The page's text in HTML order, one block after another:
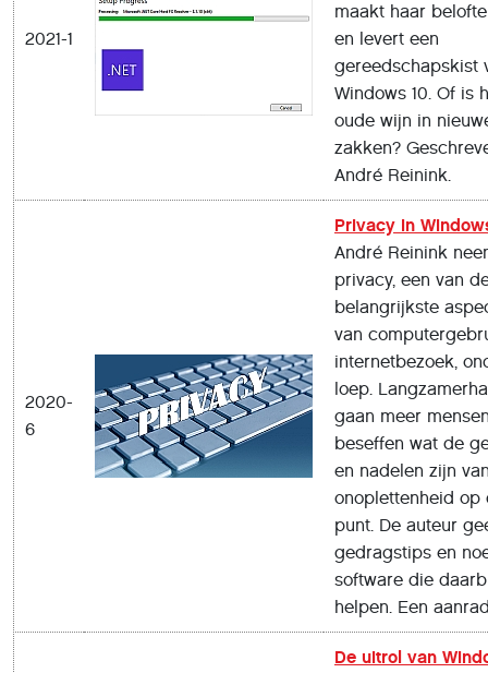
2021-1
maakt haar
en levert een
gereedschapskist
Windows 10. Of is
oude wijn in
zakken?
André Reinink.
2020-
6
Privacy in
André Reinink
privacy, een van
belangrijkste
van
internetbezoek,
loep.
gaan meer
beseffen wat de
en nadelen zijn
onoplettenheid op
punt. De auteur
gedragstips en
software die
helpen. Een
De uitrol van